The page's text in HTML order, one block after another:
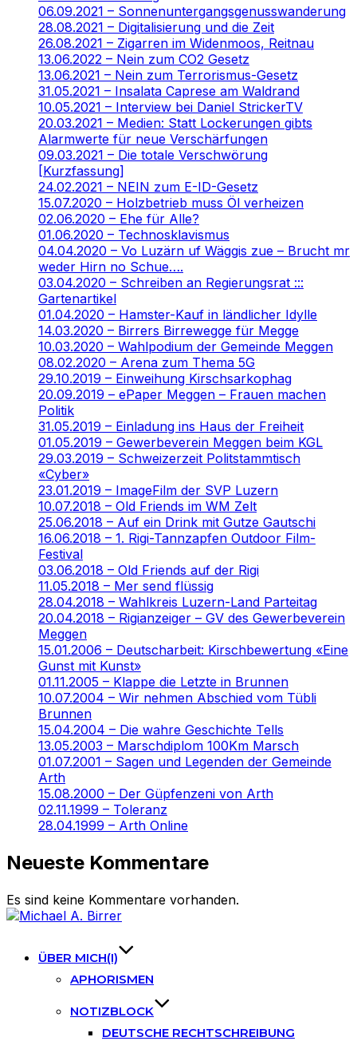
06.09.2021 – Sonnenuntergangsgenusswanderung
28.08.2021 – Digitalisierung und die Zeit
26.08.2021 – Zigarren im Widenmoos, Reitnau
13.06.2022 – Nein zum CO2 Gesetz
13.06.2021 – Nein zum Terrorismus-Gesetz
31.05.2021 – Insalata Caprese am Waldrand
10.05.2021 – Interview bei Daniel StrickerTV
20.03.2021 – Medien: Statt Lockerungen gibts
Alarmwerte für neue Verschärfungen
09.03.2021 – Die totale Verschwörung
[Kurzfassung]
24.02.2021 – NEIN zum E-ID-Gesetz
15.07.2020 – Holzbetrieb muss Öl verheizen
02.06.2020 – Ehe für Alle?
01.06.2020 – Technosklavismus
04.04.2020 – Vo Luzärn uf Wäggis zue – Brucht mr
weder Hirn no Schue….
03.04.2020 – Schreiben an Regierungsrat :::
Gartenartikel
01.04.2020 – Hamster-Kauf in ländlicher Idylle
14.03.2020 – Birrers Birrewegge für Megge
10.03.2020 – Wahlpodium der Gemeinde Meggen
08.02.2020 – Arena zum Thema 5G
29.10.2019 – Einweihung Kirschsarkophag
20.09.2019 – ePaper Meggen – Frauen machen
Politik
31.05.2019 – Einladung ins Haus der Freiheit
01.05.2019 – Gewerbeverein Meggen beim KGL
29.03.2019 – Schweizerzeit Politstammtisch
«Cyber»
23.01.2019 – ImageFilm der SVP Luzern
10.07.2018 – Old Friends im WM Zelt
25.06.2018 – Auf ein Drink mit Gutze Gautschi
16.06.2018 – 1. Rigi-Tannzapfen Outdoor Film-
Festival
03.06.2018 – Old Friends auf der Rigi
11.05.2018 – Mer send flüssig
28.04.2018 – Wahlkreis Luzern-Land Parteitag
20.04.2018 – Rigianzeiger – GV des Gewerbeverein
Meggen
15.01.2006 – Deutscharbeit: Kirschbewertung «Eine
Gunst mit Kunst»
01.11.2005 – Klappe die Letzte in Brunnen
10.07.2004 – Wir nehmen Abschied vom Tübli
Brunnen
15.04.2004 – Die wahre Geschichte Tells
13.05.2003 – Marschdiplom 100Km Marsch
01.07.2001 – Sagen und Legenden der Gemeinde
Arth
15.08.2000 – Der Güpfenzeni von Arth
02.11.1999 – Toleranz
28.04.1999 – Arth Online
Neueste Kommentare
Es sind keine Kommentare vorhanden.
Skip
ÜBER MICH(I)
APHORISMEN
NOTIZBLOCK
DEUTSCHE RECHTSCHREIBUNG